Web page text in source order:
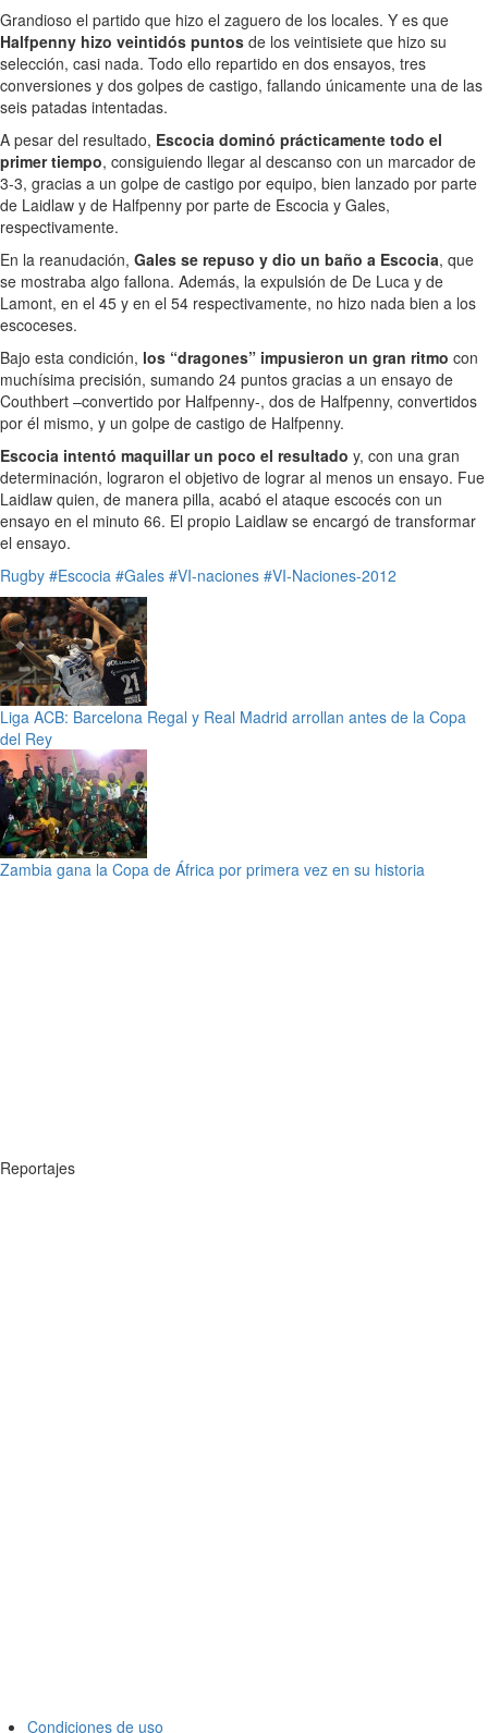
Grandioso el partido que hizo el zaguero de los locales. Y es que
Halfpenny hizo veintidós puntos de los veintisiete que hizo su
selección, casi nada. Todo ello repartido en dos ensayos, tres
conversiones y dos golpes de castigo, fallando únicamente una de las
seis patadas intentadas.
A pesar del resultado, Escocia dominó prácticamente todo el
primer tiempo, consiguiendo llegar al descanso con un marcador de
3-3, gracias a un golpe de castigo por equipo, bien lanzado por parte
de Laidlaw y de Halfpenny por parte de Escocia y Gales,
respectivamente.
En la reanudación, Gales se repuso y dio un baño a Escocia, que
se mostraba algo fallona. Además, la expulsión de De Luca y de
Lamont, en el 45 y en el 54 respectivamente, no hizo nada bien a los
escoceses.
Bajo esta condición, los “dragones” impusieron un gran ritmo con
muchísima precisión, sumando 24 puntos gracias a un ensayo de
Couthbert –convertido por Halfpenny-, dos de Halfpenny, convertidos
por él mismo, y un golpe de castigo de Halfpenny.
Escocia intentó maquillar un poco el resultado y, con una gran
determinación, lograron el objetivo de lograr al menos un ensayo. Fue
Laidlaw quien, de manera pilla, acabó el ataque escocés con un
ensayo en el minuto 66. El propio Laidlaw se encargó de transformar
el ensayo.
Rugby #Escocia #Gales #VI-naciones #VI-Naciones-2012
Liga ACB: Barcelona Regal y Real Madrid arrollan antes de la Copa
del Rey
Zambia gana la Copa de África por primera vez en su historia
Reportajes
Condiciones de uso